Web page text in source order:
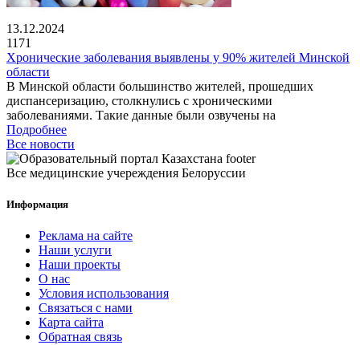
13.12.2024
1171
Хронические заболевания выявлены у 90% жителей Минской
области
В Минской области большинство жителей, прошедших
диспансеризацию, столкнулись с хроническими
заболеваниями. Такие данные были озвучены на
Подробнее
Все новости
Все медицинские учереждения Белоруссии
Информация
Реклама на сайте
Наши услуги
Наши проекты
О нас
Условия использования
Связаться с нами
Карта сайта
Обратная связь